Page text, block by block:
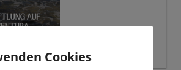
Cookies